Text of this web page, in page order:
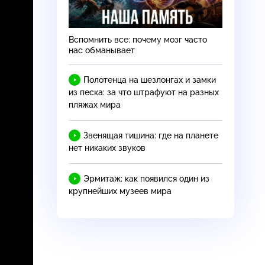
Вспомнить все: почему мозг часто
нас обманывает
Полотенца на шезлонгах и замки
из песка: за что штрафуют на разных
пляжах мира
Звенящая тишина: где на планете
нет никаких звуков
Эрмитаж: как появился один из
крупнейших музеев мира